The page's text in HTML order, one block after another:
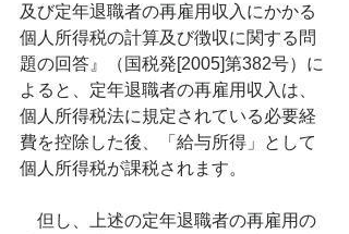
及び定年退職者の再雇用収入にかかる
個人所得税の計算及び徴収に関する問
題の回答』（国税発[2005]第382号）に
よると、定年退職者の再雇用収入は、
個人所得税法に規定されている必要経
費を控除した後、「給与所得」として
個人所得税が課税されます。
但し、上述の定年退職者の再雇用の